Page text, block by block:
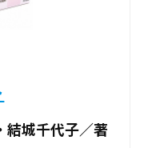
城千代子／著